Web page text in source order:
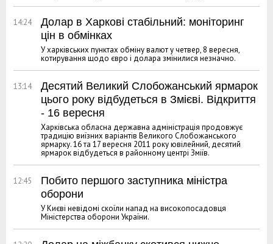
14:24
Долар в Харкові стабільний: моніторинг
цін в обмінках
У харківських пунктах обміну валют у четвер, 8 вересня,
котирування щодо євро і долара змінилися незначно.
13:14
Десятий Великий Слобожанський ярмарок
цього року відбудеться в Змієві. Відкриття
- 16 вересня
Харківська обласна державна адміністрація продовжує
традицію виїзних варіантів Великого Слобожанського
ярмарку. 16 та 17 вересня 2011 року ювілейний, десятий
ярмарок відбудеться в районному центрі Зміїв.
12:45
Побито першого заступника міністра
оборони
У Києві невідомі скоїли напад на високопосадовця
Міністерства оборони України.